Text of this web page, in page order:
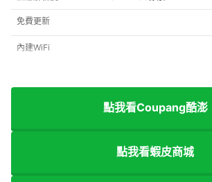
免費更新
內建WiFi
點我看Coupang酷澎
點我看蝦皮商城